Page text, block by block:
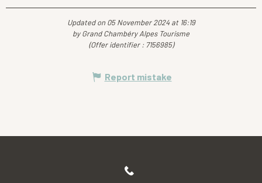
Updated on 05 November 2024 at 16:19
by Grand Chambéry Alpes Tourisme
(Offer identifier : 7156985)
Report mistake